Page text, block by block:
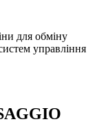
для обміну
управління